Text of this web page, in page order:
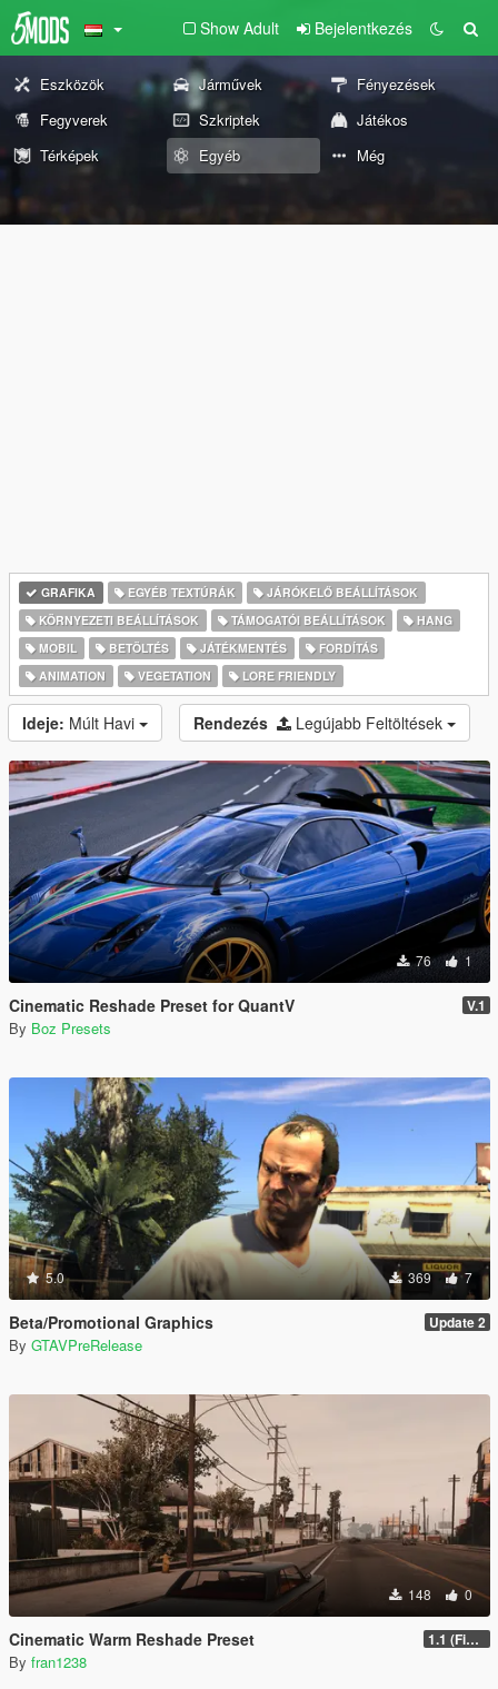
Show Adult Bejelentkezés
Eszközök Járművek
Fényezések
Fegyverek
Szkriptek
Játékos
Térképek
Egyéb Még
GRAFIKA EGYÉB TEXTÚRÁK
JÁRÓKELŐ BEÁLLÍTÁSOK
KÖRNYEZETI BEÁLLÍTÁSOK
TÁMOGATÓI BEÁLLÍTÁSOK
HANG
MOBIL
BETÖLTÉS JÁTÉKMENTÉS
FORDÍTÁS
ANIMATION
VEGETATION LORE FRIENDLY
Ideje: Múlt Havi Rendezés Legújabb Feltöltések
76 1
Cinematic Reshade Preset for QuantV V.1
By Boz Presets
5.0 369 7
Beta/Promotional Graphics Update 2
By GTAVPreRelease
148 0
Cinematic Warm Reshade Preset 1.1 (Final)
By fran1238